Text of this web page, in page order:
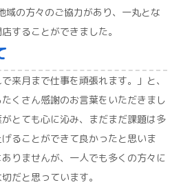
域の方々のご協力があり、一丸とな
することができました。
来月まで仕事を頑張れます。」と、
くさん感謝のお言葉をいただきまし
とても心に沁み、まだまだ課題は多
ることができて良かったと思いま
りませんが、一人でも多くの方々に
だと思っています。